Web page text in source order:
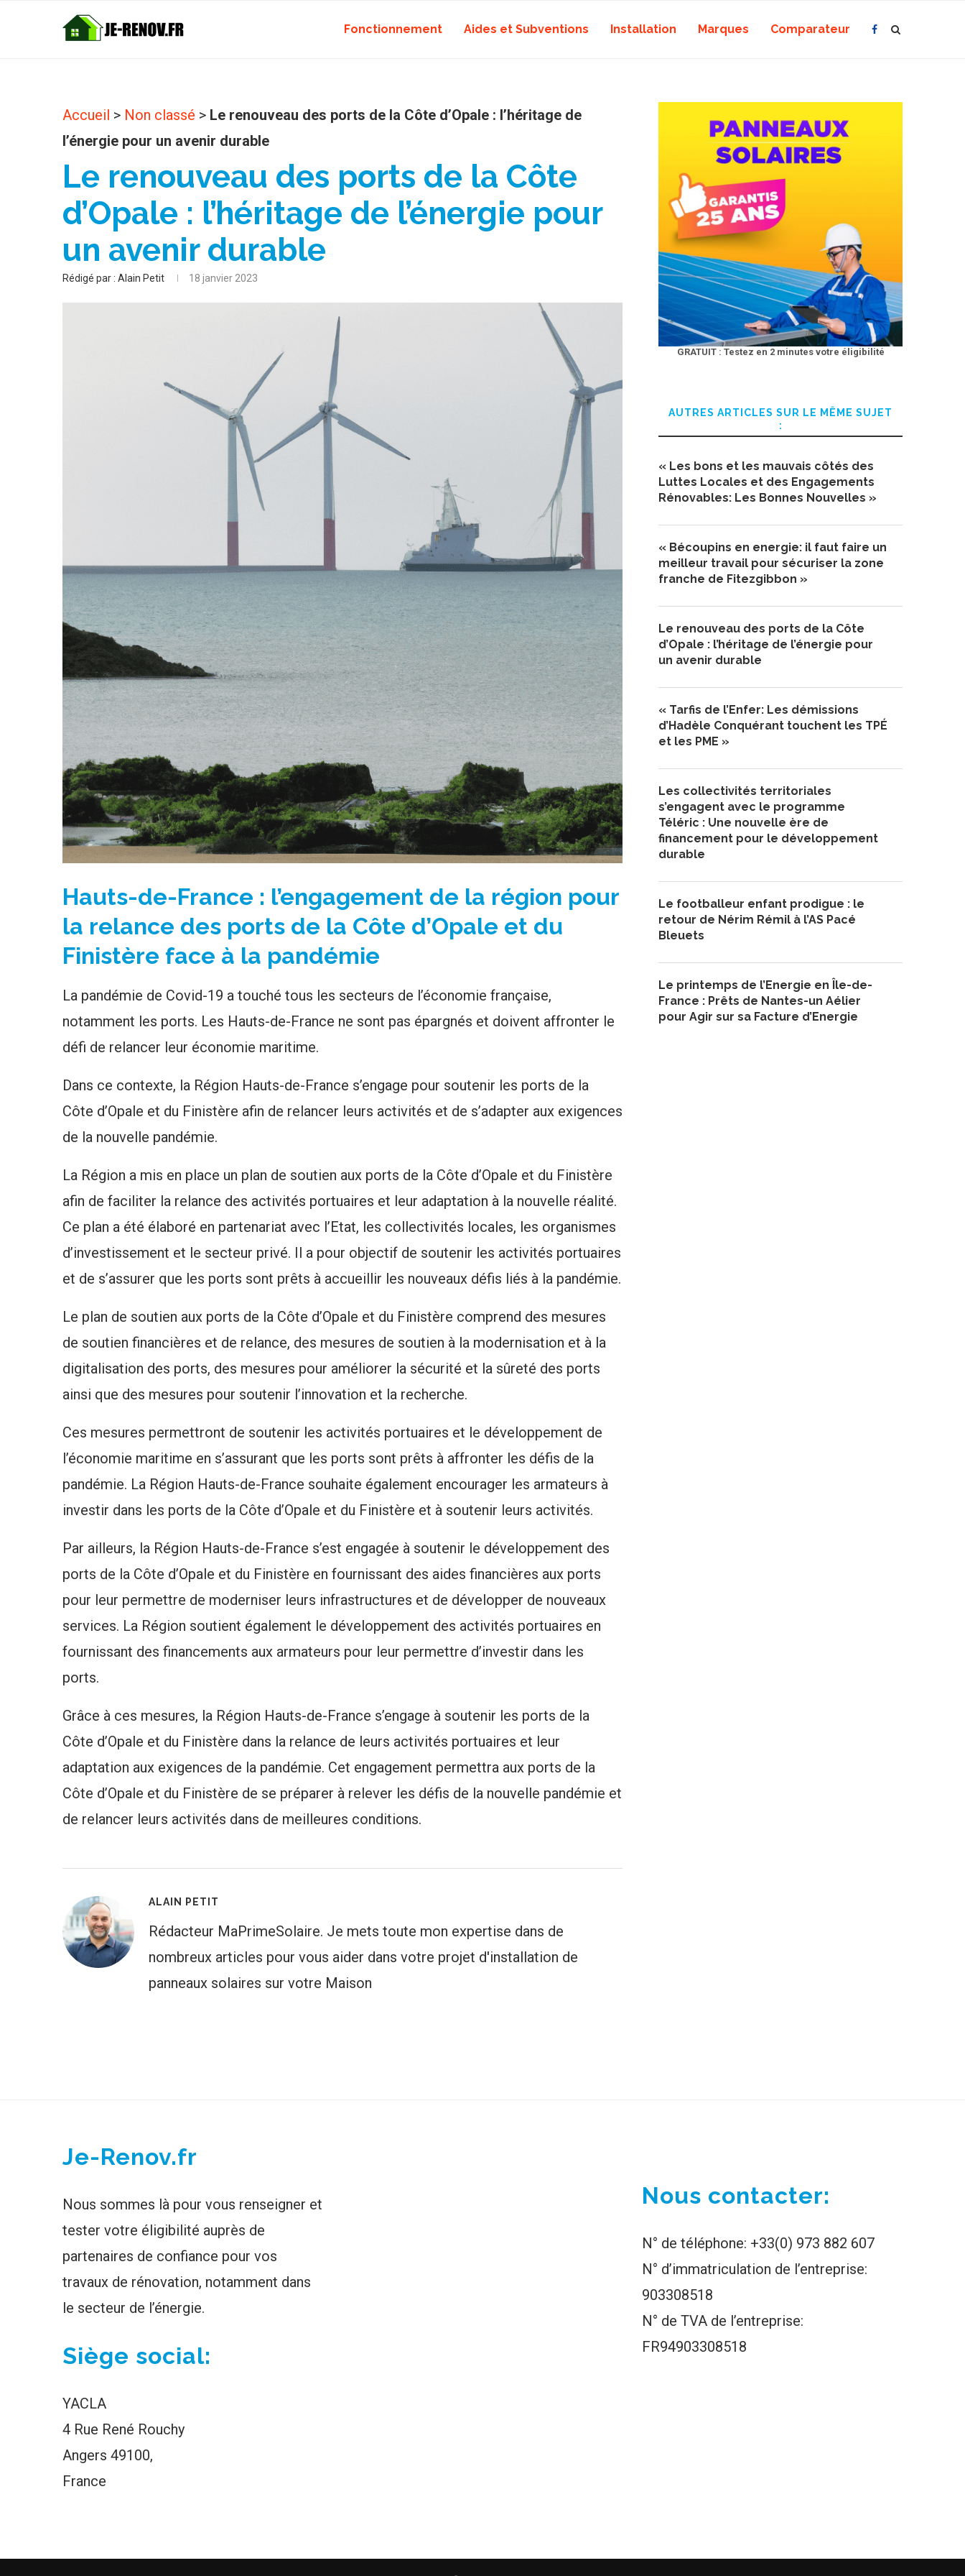
Fonctionnement Aides et Subventions Installation Marques Comparateur
Accueil > Non classé > Le renouveau des ports de la Côte d’Opale : l’héritage de
l’énergie pour un avenir durable
Le renouveau des ports de la Côte
d’Opale : l’héritage de l’énergie pour
un avenir durable
Rédigé par : Alain Petit 18 janvier 2023
Hauts-de-France : l’engagement de la région pour
la relance des ports de la Côte d’Opale et du
Finistère face à la pandémie
La pandémie de Covid-19 a touché tous les secteurs de l’économie française,
notamment les ports. Les Hauts-de-France ne sont pas épargnés et doivent affronter le
défi de relancer leur économie maritime.
Dans ce contexte, la Région Hauts-de-France s’engage pour soutenir les ports de la
Côte d’Opale et du Finistère afin de relancer leurs activités et de s’adapter aux exigences
de la nouvelle pandémie.
La Région a mis en place un plan de soutien aux ports de la Côte d’Opale et du Finistère
afin de faciliter la relance des activités portuaires et leur adaptation à la nouvelle réalité.
Ce plan a été élaboré en partenariat avec l’Etat, les collectivités locales, les organismes
d’investissement et le secteur privé. Il a pour objectif de soutenir les activités portuaires
et de s’assurer que les ports sont prêts à accueillir les nouveaux défis liés à la pandémie.
Le plan de soutien aux ports de la Côte d’Opale et du Finistère comprend des mesures
de soutien financières et de relance, des mesures de soutien à la modernisation et à la
digitalisation des ports, des mesures pour améliorer la sécurité et la sûreté des ports
ainsi que des mesures pour soutenir l’innovation et la recherche.
Ces mesures permettront de soutenir les activités portuaires et le développement de
l’économie maritime en s’assurant que les ports sont prêts à affronter les défis de la
pandémie. La Région Hauts-de-France souhaite également encourager les armateurs à
investir dans les ports de la Côte d’Opale et du Finistère et à soutenir leurs activités.
Par ailleurs, la Région Hauts-de-France s’est engagée à soutenir le développement des
ports de la Côte d’Opale et du Finistère en fournissant des aides financières aux ports
pour leur permettre de moderniser leurs infrastructures et de développer de nouveaux
services. La Région soutient également le développement des activités portuaires en
fournissant des financements aux armateurs pour leur permettre d’investir dans les
ports.
Grâce à ces mesures, la Région Hauts-de-France s’engage à soutenir les ports de la
Côte d’Opale et du Finistère dans la relance de leurs activités portuaires et leur
adaptation aux exigences de la pandémie. Cet engagement permettra aux ports de la
Côte d’Opale et du Finistère de se préparer à relever les défis de la nouvelle pandémie et
de relancer leurs activités dans de meilleures conditions.
ALAIN PETIT
Rédacteur MaPrimeSolaire. Je mets toute mon expertise dans de
nombreux articles pour vous aider dans votre projet d'installation de
panneaux solaires sur votre Maison
GRATUIT : Testez en 2 minutes votre éligibilité
AUTRES ARTICLES SUR LE MÊME SUJET
:
« Les bons et les mauvais côtés des
Luttes Locales et des Engagements
Rénovables: Les Bonnes Nouvelles »
« Bécoupins en energie: il faut faire un
meilleur travail pour sécuriser la zone
franche de Fitezgibbon »
Le renouveau des ports de la Côte
d’Opale : l’héritage de l’énergie pour
un avenir durable
« Tarfis de l’Enfer: Les démissions
d’Hadèle Conquérant touchent les TPÉ
et les PME »
Les collectivités territoriales
s’engagent avec le programme
Téléric : Une nouvelle ère de
financement pour le développement
durable
Le footballeur enfant prodigue : le
retour de Nérim Rémil à l’AS Pacé
Bleuets
Le printemps de l’Energie en Île-de-
France : Prêts de Nantes-un Aélier
pour Agir sur sa Facture d’Energie
Je-Renov.fr
Nous sommes là pour vous renseigner et
tester votre éligibilité auprès de
partenaires de confiance pour vos
travaux de rénovation, notamment dans
le secteur de l’énergie.
Siège social:
YACLA
4 Rue René Rouchy
Angers 49100,
France
Nous contacter:
N° de téléphone: +33(0) 973 882 607
N° d’immatriculation de l’entreprise:
903308518
N° de TVA de l’entreprise:
FR94903308518